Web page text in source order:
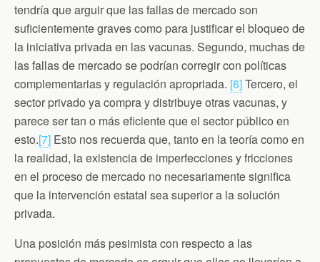
tendría que arguir que las fallas de mercado son
suficientemente graves como para justificar el bloqueo de
la iniciativa privada en las vacunas. Segundo, muchas de
las fallas de mercado se podrían corregir con políticas
complementarias y regulación apropriada. [6]Tercero, el
sector privado ya compra y distribuye otras vacunas, y
parece ser tan o más eficiente que el sector público en
esto.[7] Esto nos recuerda que, tanto en la teoría como en
la realidad, la existencia de imperfecciones y fricciones
en el proceso de mercado no necesariamente significa
que la intervención estatal sea superior a la solución
privada.
Una posición más pesimista con respecto a las